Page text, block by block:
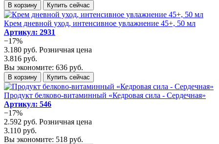
В корзину Купить сейчас
Крем дневной уход, интенсивное увлажнение 45+, 50 мл
Артикул: 2931
−17%
3.180 руб. Розничная цена
3.816 руб.
Вы экономите: 636 руб.
В корзину Купить сейчас
Продукт белково-витаминный «Кедровая сила - Сердечная»
Артикул: 546
−17%
2.592 руб. Розничная цена
3.110 руб.
Вы экономите: 518 руб.